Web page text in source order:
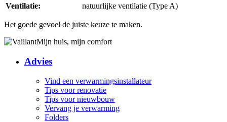
Ventilatie:
natuurlijke ventilatie (Type A)
Het goede gevoel de juiste keuze te maken.
Mijn huis, mijn comfort
Advies
Vind een verwarmingsinstallateur
Tips voor renovatie
Tips voor nieuwbouw
Vervang je verwarming
Folders